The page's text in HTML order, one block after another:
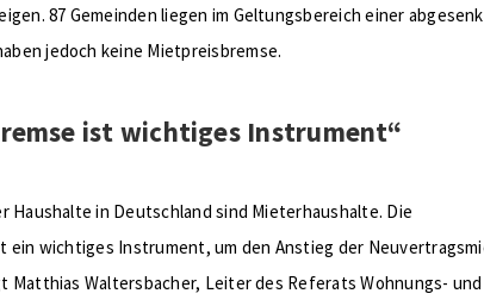
87 Gemeinden liegen im Geltungsbereich einer
jedoch keine Mietpreisbremse.
ist wichtiges Instrument“
Haushalte in Deutschland sind Mieterhaushalte. Die
ein wichtiges Instrument, um den Anstieg der
Matthias Waltersbacher, Leiter des Referats Wohnungs- und